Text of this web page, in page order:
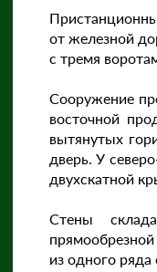
от железной
с тремя
Сооружение
восточной
вытянутых
дверь. У
двухскатной
Стены
из одного